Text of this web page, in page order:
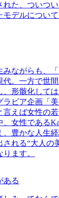
れた、ついつ
モデルについ
みながらも、
代。一方で世
、形骸化して
ラビア企画「
言えば女性の
、女性である
、豊かな人生
れる“大人の
ます。
ある